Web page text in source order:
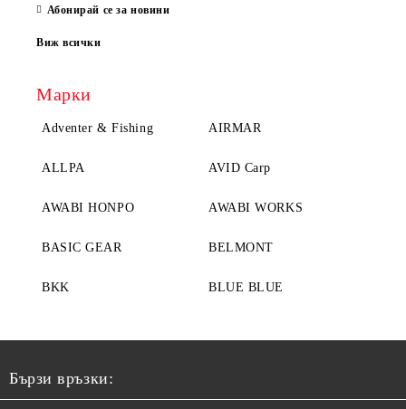
Абонирай се за новини
Виж всички
Марки
Adventer & Fishing AIRMAR
ALLPA AVID Carp
AWABI HONPO AWABI WORKS
BASIC GEAR BELMONT
BKK BLUE BLUE
Бързи връзки: